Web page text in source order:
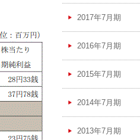
2017年7月期
2016年7月期
2015年7月期
2014年7月期
2013年7月期